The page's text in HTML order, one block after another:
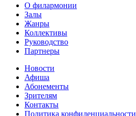
О филармонии
Залы
Жанры
Коллективы
Руководство
Партнеры
Новости
Афиша
Абонементы
Зрителям
Контакты
Политика конфиденциальности